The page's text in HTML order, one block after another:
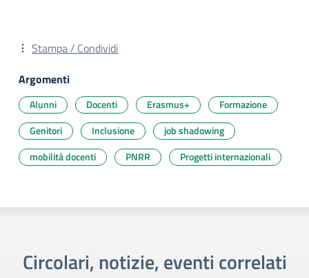
Stampa / Condividi
Argomenti
Alunni Docenti Erasmus+
Formazione
Genitori
Inclusione
job shadowing
mobilità docenti
PNRR Progetti internazionali
Circolari, notizie, eventi correlati